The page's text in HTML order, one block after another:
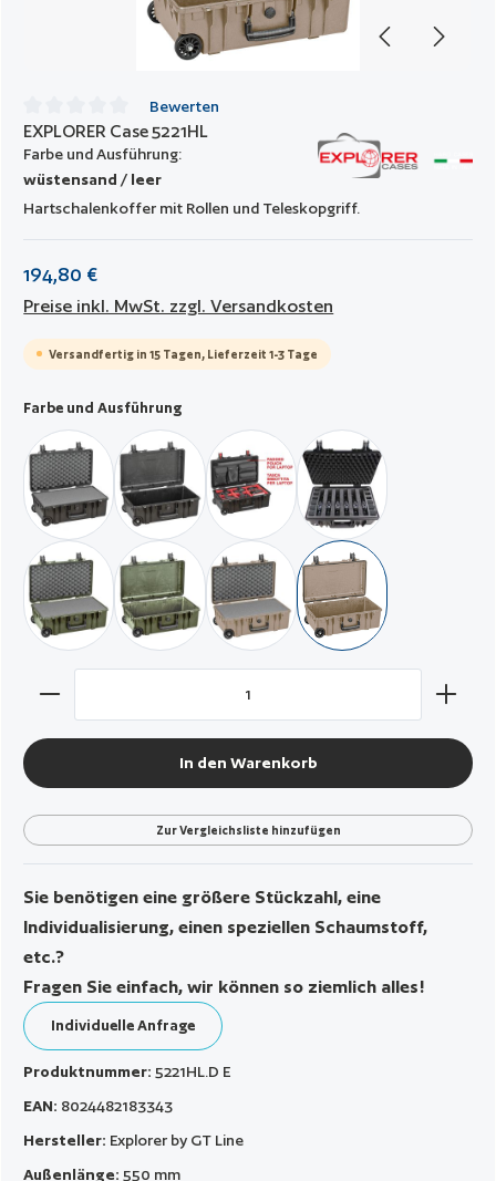
Durchschnittliche Bewertung von 0 von 5 Sternen
Bewerten
EXPLORER Case 5221HL
Farbe und Ausführung:
wüstensand / leer
Hartschalenkoffer mit Rollen und Teleskopgriff.
194,80 €
Preise inkl. MwSt. zzgl. Versandkosten
Versandfertig in 15 Tagen, Lieferzeit 1-3 Tage
Farbe und Ausführungauswählen
schwarz / mit Würfelschaumstoff
schwarz / leerschwarz / mit gepolsterten Trennern
schwarz / für 6
militär grün / mit Würfelschaum
militär grün / leerwüstensand / mit Würfelschaum
wüstensand / leer
Produkt Anzahl: Gib den gewünschten Wert ein oder
In den Warenkorb
Zur Vergleichsliste hinzufügen
Sie benötigen eine größere Stückzahl, eine
Individualisierung, einen speziellen Schaumstoff,
etc.?
Fragen Sie einfach, wir können so ziemlich alles!
Individuelle Anfrage
Produktnummer: 5221HL.D E
EAN: 8024482183343
Hersteller: Explorer by GT Line
Außenlänge: 550 mm